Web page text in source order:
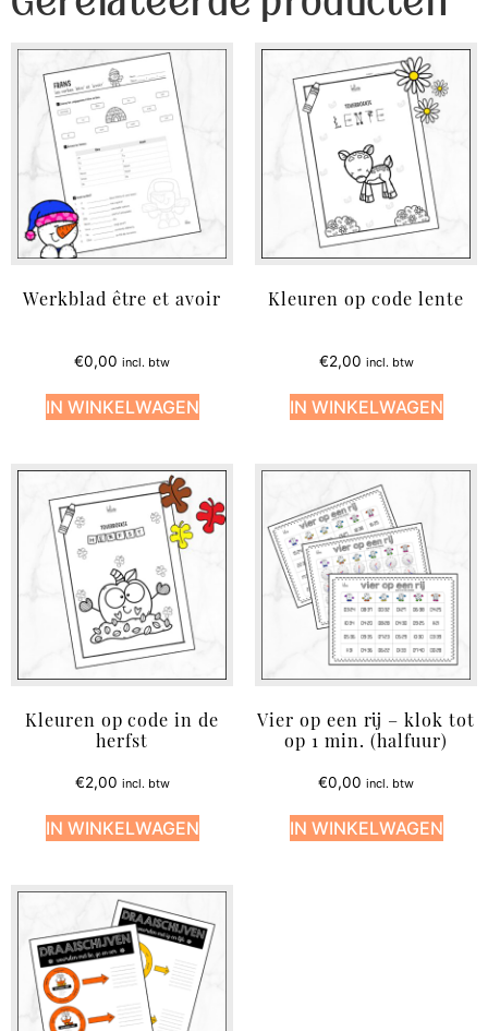
Werkblad être et avoir
€0,00 incl. btw
IN WINKELWAGEN
Kleuren op code lente
€2,00 incl. btw
IN WINKELWAGEN
Kleuren op code in de
herfst
€2,00 incl. btw
IN WINKELWAGEN
Vier op een rij – klok tot
op 1 min. (halfuur)
€0,00 incl. btw
IN WINKELWAGEN